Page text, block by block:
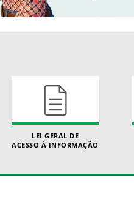
LEI GERAL DE
ACESSO À INFORMAÇÃO